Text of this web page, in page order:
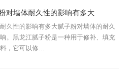
对墙体耐久性的影响有多大
久性的影响有多大腻子粉对墙体的耐久
。黑龙江腻子粉是一种用于修补、填充
，它可以修...